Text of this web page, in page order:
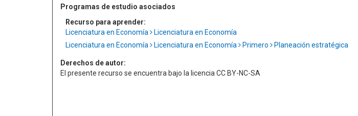
Programas de estudio asociados
Recurso para aprender:
Licenciatura en Economía
Licenciatura en Economía
Licenciatura en Economía
Licenciatura en Economía Primero Planeación estratégica
Derechos de autor:
El presente recurso se encuentra bajo la licencia CC BY-NC-SA